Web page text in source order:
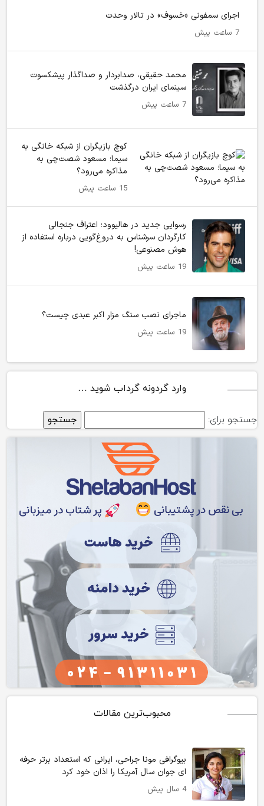
محبوب‌ترین مقالات
بیوگرافی مونا جراحی، ایرانی که استعداد برتر حرفه
ای جوان سال آمریکا را اذان خود کرد
4 سال پیش
اجرای سمفونی «خسوف» در تالار وحدت
7 ساعت پیش
محمد حقیقی، صدابردار و صداگذار پیشکسوت
سینمای ایران درگذشت
7 ساعت پیش
کوچ بازیگران از شبکه خانگی به
سیما؛ مسعود شصت‌چی به
مذاکره می‌رود؟
15 ساعت پیش
رسوایی جدید در هالیوود؛ اعتراف جنجالی
کارگردان سرشناس به دروغ‌گویی درباره استفاده از
هوش مصنوعی!
19 ساعت پیش
ماجرای نصب سنگ مزار اکبر عبدی چیست؟
19 ساعت پیش
وارد گردونه گرداب شوید …
جستجو برای: